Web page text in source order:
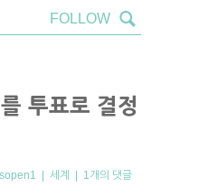
투표로 결정
| 세계 | 1개의 댓글